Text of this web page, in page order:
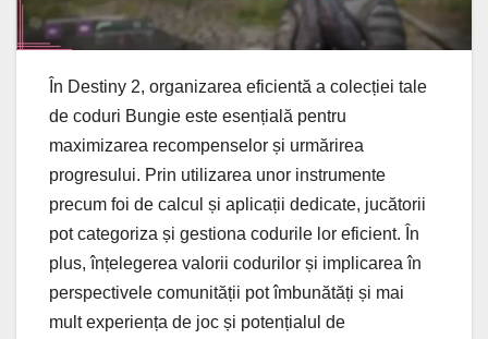
În Destiny 2, organizarea eficientă a colecției tale
de coduri Bungie este esențială pentru
maximizarea recompenselor și urmărirea
progresului. Prin utilizarea unor instrumente
precum foi de calcul și aplicații dedicate, jucătorii
pot categoriza și gestiona codurile lor eficient. În
plus, înțelegerea valorii codurilor și implicarea în
perspectivele comunității pot îmbunătăți și mai
mult experiența de joc și potențialul de